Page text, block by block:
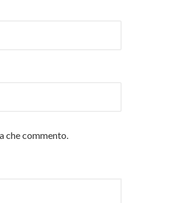
che commento.